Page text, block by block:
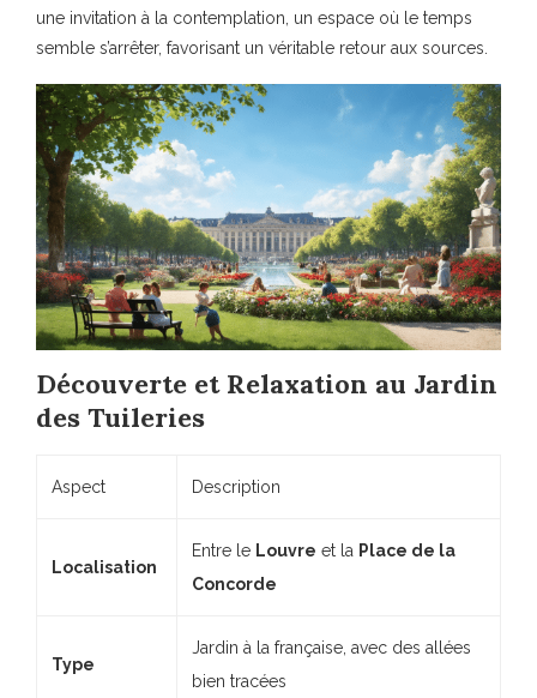
une invitation à la contemplation, un espace où le temps
semble s’arrêter, favorisant un véritable retour aux sources.
Découverte et Relaxation au Jardin
des Tuileries
Aspect Description
Localisation
Entre le Louvre et la Place de la
Concorde
Type
Jardin à la française, avec des allées
bien tracées